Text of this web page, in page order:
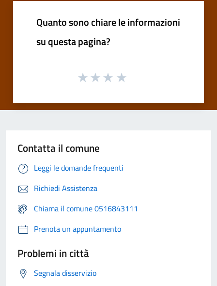
Quanto sono chiare le informazioni
su questa pagina?
Contatta il comune
Leggi le domande frequenti
Richiedi Assistenza
Chiama il comune 0516843111
Prenota un appuntamento
Problemi in città
Segnala disservizio